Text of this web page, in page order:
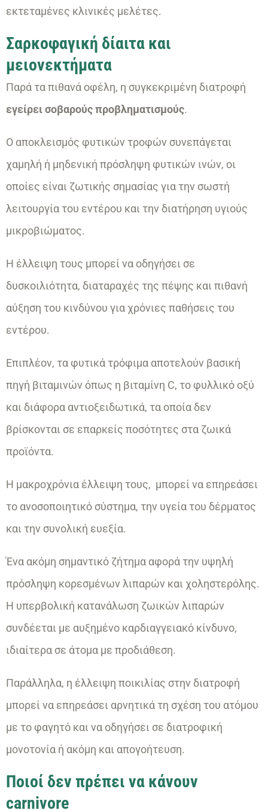
εκτεταμένες κλινικές μελέτες.
Σαρκοφαγική δίαιτα και
μειονεκτήματα
Παρά τα πιθανά οφέλη, η συγκεκριμένη διατροφή
εγείρει σοβαρούς προβληματισμούς.
Ο αποκλεισμός φυτικών τροφών συνεπάγεται
χαμηλή ή μηδενική πρόσληψη φυτικών ινών, οι
οποίες είναι ζωτικής σημασίας για την σωστή
λειτουργία του εντέρου και την διατήρηση υγιούς
μικροβιώματος.
Η έλλειψη τους μπορεί να οδηγήσει σε
δυσκοιλιότητα, διαταραχές της πέψης και πιθανή
αύξηση του κινδύνου για χρόνιες παθήσεις του
εντέρου.
Επιπλέον, τα φυτικά τρόφιμα αποτελούν βασική
πηγή βιταμινών όπως η βιταμίνη C, το φυλλικό οξύ
και διάφορα αντιοξειδωτικά, τα οποία δεν
βρίσκονται σε επαρκείς ποσότητες στα ζωικά
προϊόντα.
Η μακροχρόνια έλλειψη τους, μπορεί να επηρεάσει
το ανοσοποιητικό σύστημα, την υγεία του δέρματος
και την συνολική ευεξία.
Ένα ακόμη σημαντικό ζήτημα αφορά την υψηλή
πρόσληψη κορεσμένων λιπαρών και χοληστερόλης.
Η υπερβολική κατανάλωση ζωικών λιπαρών
συνδέεται με αυξημένο καρδιαγγειακό κίνδυνο,
ιδιαίτερα σε άτομα με προδιάθεση.
Παράλληλα, η έλλειψη ποικιλίας στην διατροφή
μπορεί να επηρεάσει αρνητικά τη σχέση του ατόμου
με το φαγητό και να οδηγήσει σε διατροφική
μονοτονία ή ακόμη και απογοήτευση.
Ποιοί δεν πρέπει να κάνουν
carnivore